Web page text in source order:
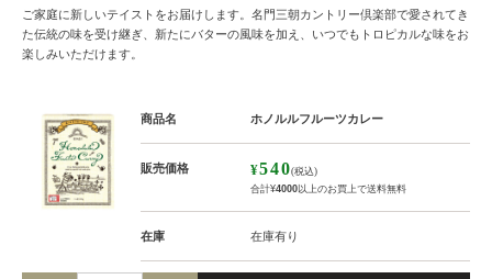
ご家庭に新しいテイストをお届けします。名門三朝カントリー倶楽部で愛されてき
た伝統の味を受け継ぎ、新たにバターの風味を加え、いつでもトロピカルな味をお
楽しみいただけます。
商品名 ホノルルフルーツカレー
販売価格 ¥540(税込)
合計¥4000 以上のお買上で送料無料
在庫 在庫有り